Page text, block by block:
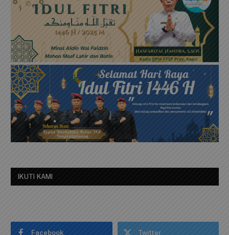
IKUTI KAMI
Facebook Twitter